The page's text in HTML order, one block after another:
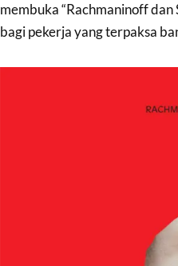
membuka “Rachmaninoff
bagi pekerja yang terpaksa